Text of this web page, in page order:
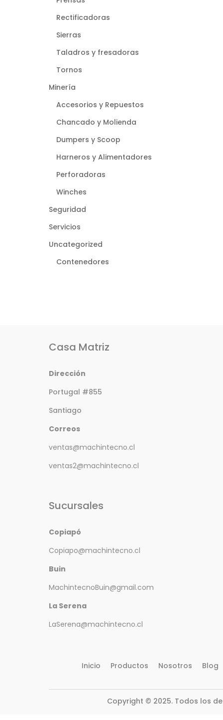
Rectificadoras
Sierras
Taladros y fresadoras
Tornos
Minería
Accesorios y Repuestos
Chancado y Molienda
Dumpers y Scoop
Harneros y Alimentadores
Perforadoras
Winches
Seguridad
Servicios
Uncategorized
Contenedores
Casa Matriz
Dirección
Portugal #855
Santiago
Correos
ventas@machintecno.cl
ventas2@machintecno.cl
Sucursales
Copiapó
Copiapo@machintecno.cl
Buin
MachintecnoBuin@gmail.com
La Serena
LaSerena@machintecno.cl
Inicio Productos Nosotros Blog
Copyright © 2025. Todos los